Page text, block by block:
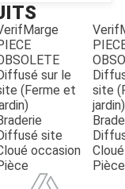
sur le
(Ferme et
site
occasion
site
jardin)
Pièce